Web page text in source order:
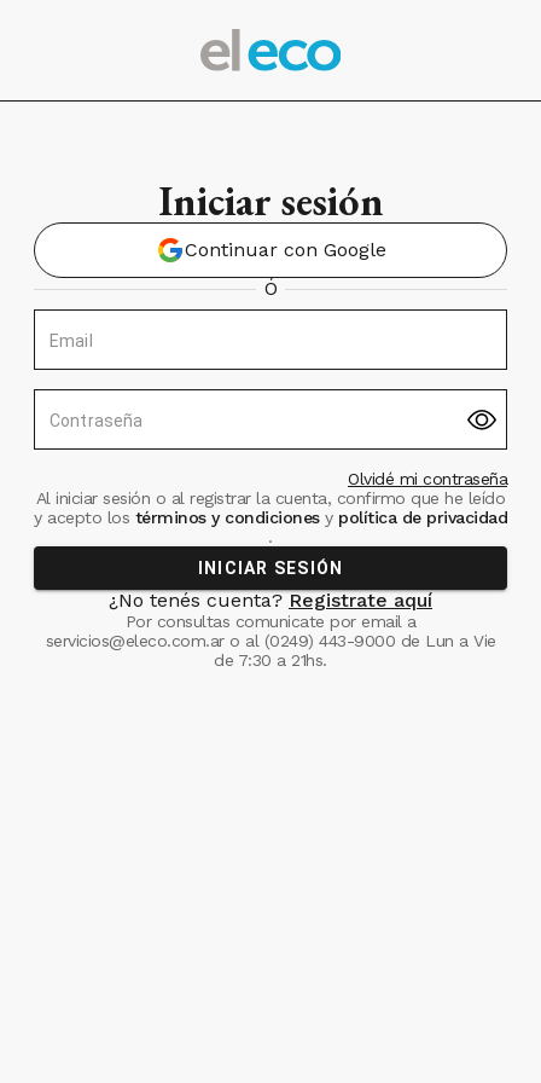
Iniciar sesión
Continuar con Google
Ó
Email
Contraseña
Olvidé mi contraseña
Al iniciar sesión o al registrar la cuenta, confirmo que he leído
y acepto los términos y condiciones ypolítica de privacidad
.
INICIAR SESIÓN
¿No tenés cuenta? Registrate aquí
Por consultas comunicate por email a
servicios@eleco.com.aro al (0249) 443-9000 de Lun a Vie
de 7:30 a 21hs.